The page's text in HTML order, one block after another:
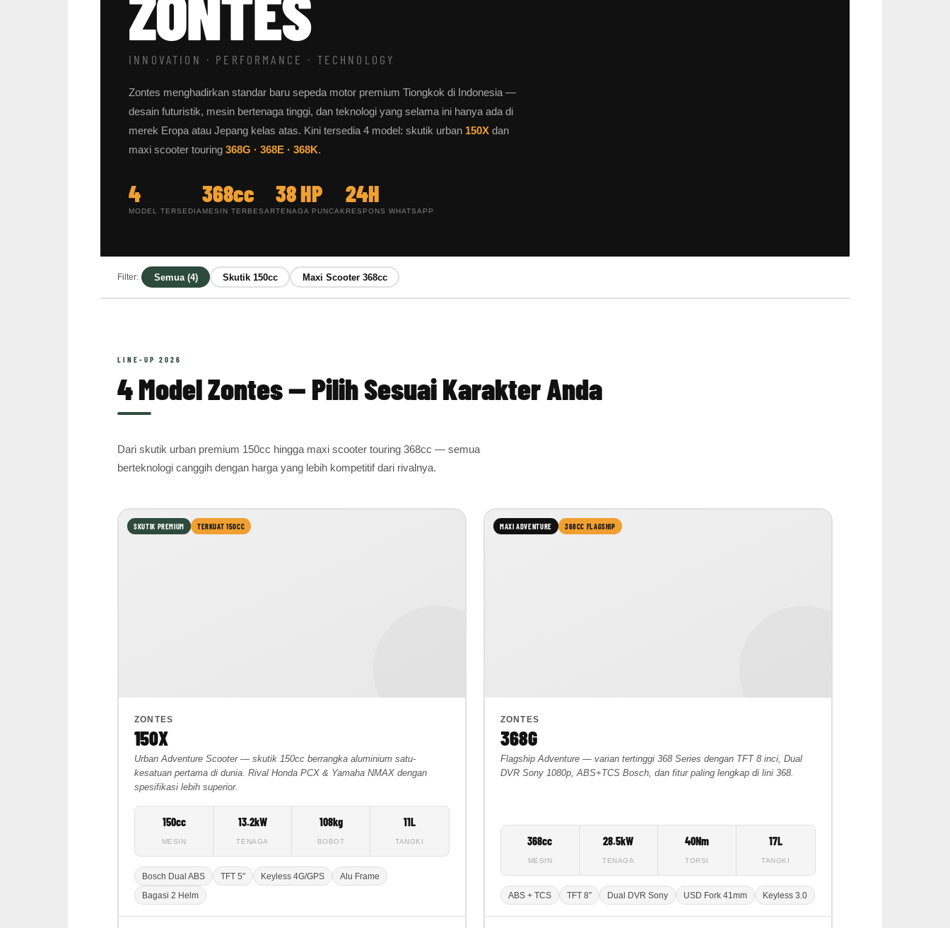
INNOVATION · PERFORMANCE · TECHNOLOGY
Zontes menghadirkan standar baru sepeda motor premium Tiongkok di Indonesia —
desain futuristik, mesin bertenaga tinggi, dan teknologi yang selama ini hanya ada di
merek Eropa atau Jepang kelas atas. Kini tersedia 4 model: skutik urban 150X dan
maxi scooter touring368G · 368E · 368K.
4
MODEL TERSEDIA
368cc
MESIN TERBESAR
38 HP
TENAGA PUNCAK
24H
RESPONS WHATSAPP
Filter: Semua (4) Skutik 150cc Maxi Scooter 368cc
LINE-UP 2026
4 Model Zontes — Pilih Sesuai Karakter Anda
Dari skutik urban premium 150cc hingga maxi scooter touring 368cc — semua
berteknologi canggih dengan harga yang lebih kompetitif dari rivalnya.
SKUTIK PREMIUM TERKUAT 150CC
ZONTES
150X
Urban Adventure Scooter — skutik 150cc berrangka aluminium satu-
kesatuan pertama di dunia. Rival Honda PCX & Yamaha NMAX dengan
spesifikasi lebih superior.
150cc
MESIN
13.2kW
TENAGA
108kg
BOBOT
11L
TANGKI
Bosch Dual ABS TFT 5″ Keyless 4G/GPS Alu Frame
Bagasi 2 Helm
MAXI ADVENTURE 368CC FLAGSHIP
ZONTES
368G
Flagship Adventure — varian tertinggi 368 Series dengan TFT 8 inci, Dual
DVR Sony 1080p, ABS+TCS Bosch, dan fitur paling lengkap di lini 368.
368cc
MESIN
28.5kW
TENAGA
40Nm
TORSI
17L
TANGKI
ABS + TCS TFT 8″ Dual DVR Sony USD Fork 41mm Keyless 3.0